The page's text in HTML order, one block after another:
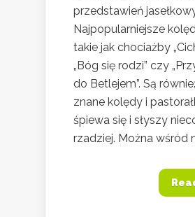
przedstawień
Najpopularniejsze
takie jak chociażby
„Bóg się rodzi” czy
do Betlejem”. Są
znane kolędy i
śpiewa się i słyszy
rzadziej. Można wśród